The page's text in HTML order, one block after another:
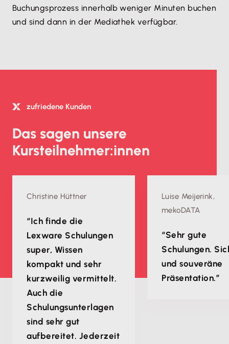
Buchungsprozess innerhalb weniger Minuten buchen
und sind dann in der Mediathek verfügbar.
zufriedene Kunden
Das sagen unsere
Kursteilnehmer:innen
Christine Hüttner
“Ich finde die
Lexware Schulungen
super, Wissen
kompakt und sehr
kurzweilig vermittelt.
Auch die
Schulungsunterlagen
sind sehr gut
aufbereitet. Jederzeit
Luise Meijerink,
mekoDATA
“Sehr gute
Schulungen.
und souveräne
Präsentation.”